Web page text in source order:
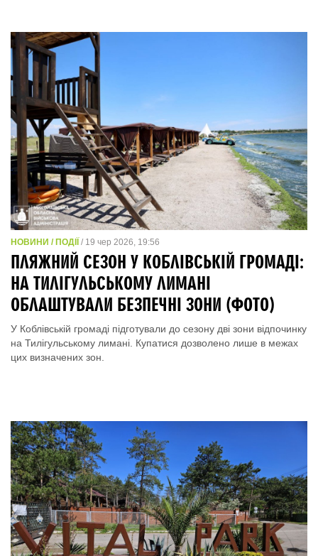
НОВИНИ / ПОДІЇ / 19 чер 2026, 19:56
ПЛЯЖНИЙ СЕЗОН У КОБЛІВСЬКІЙ ГРОМАДІ:
НА ТИЛІГУЛЬСЬКОМУ ЛИМАНІ
ОБЛАШТУВАЛИ БЕЗПЕЧНІ ЗОНИ (ФОТО)
У Коблівській громаді підготували до сезону дві зони відпочинку
на Тилігульському лимані. Купатися дозволено лише в межах
цих визначених зон.